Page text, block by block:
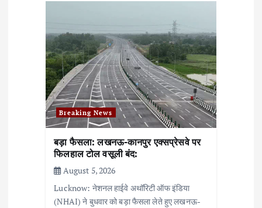
Breaking News
बड़ा फैसला: लखनऊ-कानपुर एक्सप्रेसवे पर
फिलहाल टोल वसूली बंद:
August 5, 2026
Lucknow: नेशनल हाईवे अथॉरिटी ऑफ इंडिया
(NHAI) ने बुधवार को बड़ा फैसला लेते हुए लखनऊ-